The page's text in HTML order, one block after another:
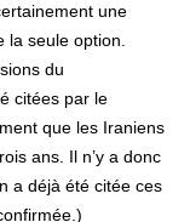
une
la seule option.
du
citées par le
que les Iraniens
ans. Il n’y a donc
a déjà été citée ces